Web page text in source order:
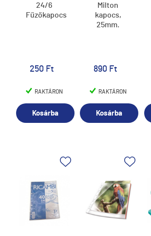
24/6
Fűzőkapocs
250 Ft
RAKTÁRON
Kosárba
Milton
kapocs,
25mm.
890 Ft
RAKTÁRON
Kosárba